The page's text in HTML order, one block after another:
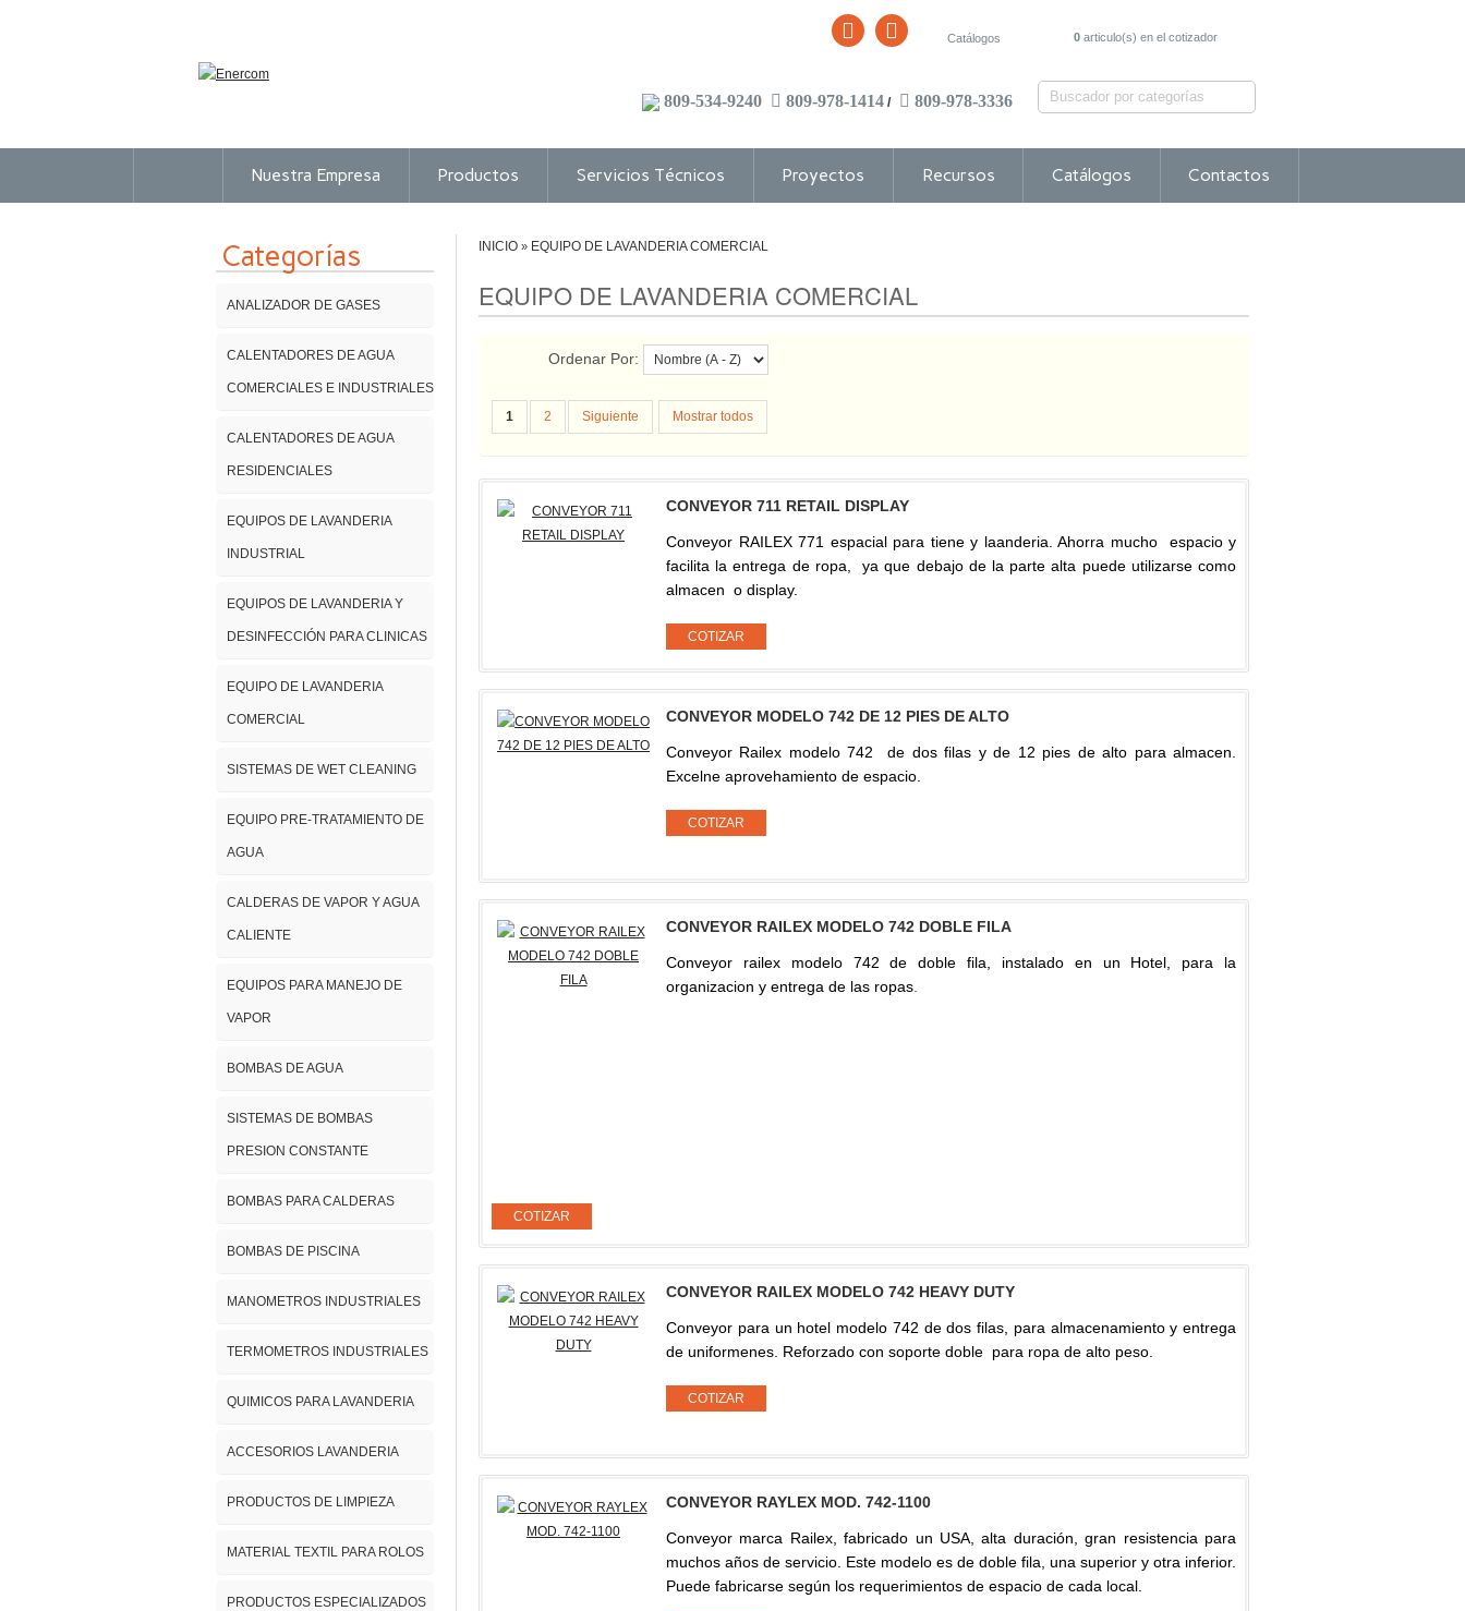
Catálogos 0 articulo(s) en el cotizador
809-534-9240 809-978-1414 / 809-978-3336
Nuestra Empresa Productos Servicios Técnicos Proyectos Recursos Catálogos Contactos
Categorías
ANALIZADOR DE GASES
CALENTADORES DE AGUA
COMERCIALES E INDUSTRIALES
CALENTADORES DE AGUA
RESIDENCIALES
EQUIPOS DE LAVANDERIA
INDUSTRIAL
EQUIPOS DE LAVANDERIA Y
DESINFECCIÓN PARA CLINICAS
EQUIPO DE LAVANDERIA
COMERCIAL
SISTEMAS DE WET CLEANING
EQUIPO PRE-TRATAMIENTO DE
AGUA
CALDERAS DE VAPOR Y AGUA
CALIENTE
EQUIPOS PARA MANEJO DE
VAPOR
BOMBAS DE AGUA
SISTEMAS DE BOMBAS
PRESION CONSTANTE
BOMBAS PARA CALDERAS
BOMBAS DE PISCINA
MANOMETROS INDUSTRIALES
TERMOMETROS INDUSTRIALES
QUIMICOS PARA LAVANDERIA
ACCESORIOS LAVANDERIA
PRODUCTOS DE LIMPIEZA
MATERIAL TEXTIL PARA ROLOS
PRODUCTOS ESPECIALIZADOS
INICIO » EQUIPO DE LAVANDERIA COMERCIAL
EQUIPO DE LAVANDERIA COMERCIAL
Ordenar Por:
1 2 Siguiente Mostrar todos
CONVEYOR 711 RETAIL DISPLAY
Conveyor RAILEX 771 espacial para tiene y laanderia. Ahorra mucho espacio y
facilita la entrega de ropa, ya que debajo de la parte alta puede utilizarse como
almacen o display.
CONVEYOR MODELO 742 DE 12 PIES DE ALTO
Conveyor Railex modelo 742 de dos filas y de 12 pies de alto para almacen.
Excelne aprovehamiento de espacio.
CONVEYOR RAILEX MODELO 742 DOBLE FILA
Conveyor railex modelo 742 de doble fila, instalado en un Hotel, para la
organizacion y entrega de las ropas
CONVEYOR RAILEX MODELO 742 HEAVY DUTY
Conveyor para un hotel modelo 742 de dos filas, para almacenamiento y entrega
de uniformenes. Reforzado con soporte doble para ropa de alto peso.
CONVEYOR RAYLEX MOD. 742-1100
Conveyor marca Railex, fabricado un USA, alta duración, gran resistencia para
muchos años de servicio. Este modelo es de doble fila, una superior y otra inferior.
Puede fabricarse según los requerimientos de espacio de cada local.